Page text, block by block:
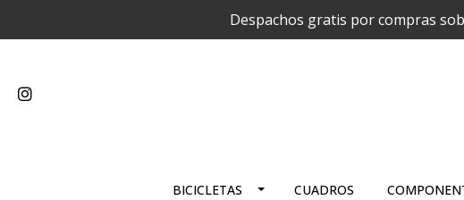
Despachos gratis por compras
BICICLETAS CUADROS